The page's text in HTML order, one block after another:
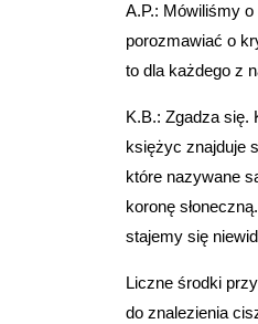
A.P.: Mówiliśmy
porozmawiać o
to dla każdego z
K.B.: Zgadza się.
księżyc znajduje
które nazywane
koronę
stajemy się
Liczne środki
do znalezienia